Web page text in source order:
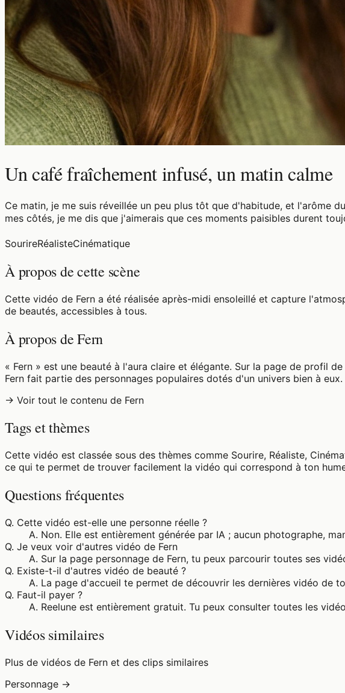
Un café fraîchement infusé, un matin calme
Ce matin, je me suis réveillée un peu plus tôt que d'habitude, et l'arôme
mes côtés, je me dis que j'aimerais que ces moments paisibles durent
SourireRéalisteCinématique
À propos de cette scène
Cette vidéo de Fern a été réalisée après-midi ensoleillé et capture
de beautés, accessibles à tous.
À propos de Fern
« Fern » est une beauté à l'aura claire et élégante. Sur la page de profil
Fern fait partie des personnages populaires dotés d'un univers bien à eux.
→ Voir tout le contenu de Fern
Tags et thèmes
Cette vidéo est classée sous des thèmes comme Sourire, Réaliste,
ce qui te permet de trouver facilement la vidéo qui correspond à ton
Questions fréquentes
Q. Cette vidéo est-elle une personne réelle ?
A. Non. Elle est entièrement générée par IA ; aucun photographe,
Q. Je veux voir d'autres vidéo de Fern
A. Sur la page personnage de Fern, tu peux parcourir toutes ses
Q. Existe-t-il d'autres vidéo de beauté ?
A. La page d'accueil te permet de découvrir les dernières vidéo de
Q. Faut-il payer ?
A. Reelune est entièrement gratuit. Tu peux consulter toutes les
Vidéos similaires
Plus de vidéos de Fern et des clips similaires
Personnage →